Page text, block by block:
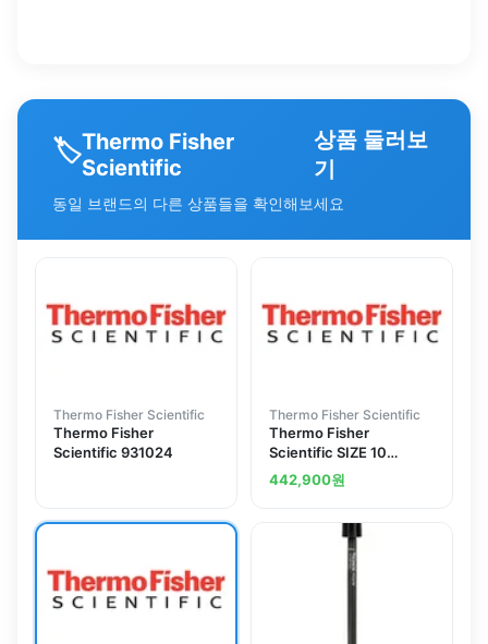
🏷️Thermo Fisher
Scientific
상품 둘러보
기
동일 브랜드의 다른 상품들을 확인해보세요
Thermo Fisher Scientific
Thermo Fisher
Scientific 931024
Thermo Fisher Scientific
Thermo Fisher
Scientific SIZE 10
NEOPRENE GLOVE-DZ
442,900원